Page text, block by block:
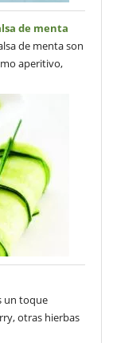
de menta
de menta son
aperitivo,
un toque
otras hierbas